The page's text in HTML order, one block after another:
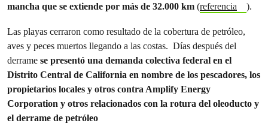
mancha que se extiende por más de 32.000 km (referencia ).
Las playas cerraron como resultado de la cobertura de petróleo,
aves y peces muertos llegando a las costas. Días después del
derrame se presentó una demanda colectiva federal en el
Distrito Central de California en nombre de los pescadores, los
propietarios locales y otros contra Amplify Energy
Corporation y otros relacionados con la rotura del oleoducto y
el derrame de petróleo